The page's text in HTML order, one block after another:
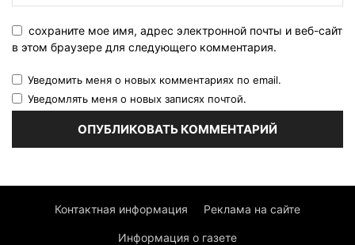
сохраните мое имя, адрес электронной почты и веб-сайт
в этом браузере для следующего комментария.
Уведомить меня о новых комментариях по email.
Уведомлять меня о новых записях почтой.
Контактная информация Реклама на сайте
Информация о газете